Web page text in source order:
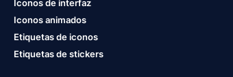
Iconos de interfaz
Iconos animados
Etiquetas de iconos
Etiquetas de stickers